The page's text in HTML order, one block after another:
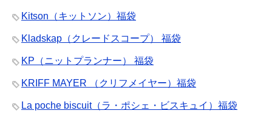
Kitson（キットソン）福袋
Kladskap（クレードスコープ） 福袋
KP（ニットプランナー） 福袋
KRIFF MAYER （クリフメイヤー）福袋
La poche biscuit（ラ・ポシェ・ビスキュイ）福袋